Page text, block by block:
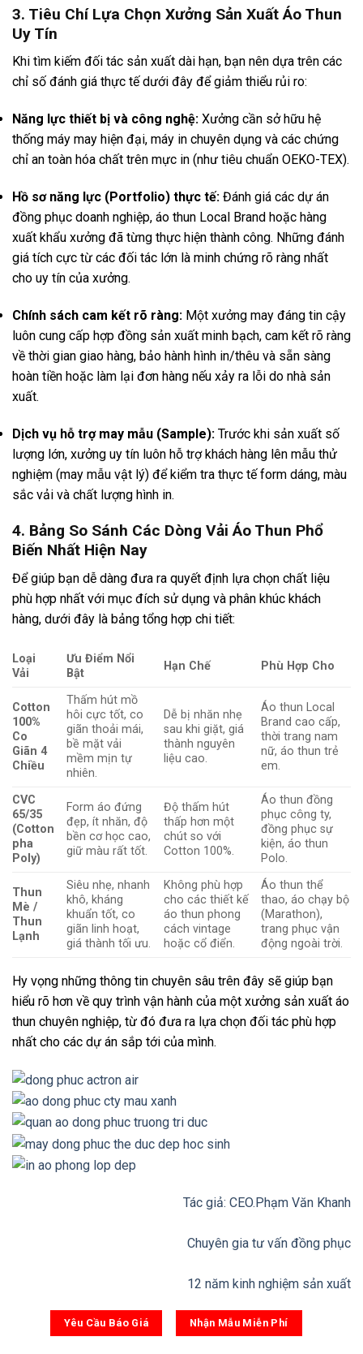
3. Tiêu Chí Lựa Chọn Xưởng Sản Xuất Áo Thun
Uy Tín
Khi tìm kiếm đối tác sản xuất dài hạn, bạn nên dựa trên các
chỉ số đánh giá thực tế dưới đây để giảm thiểu rủi ro:
Năng lực thiết bị và công nghệ: Xưởng cần sở hữu hệ
thống máy may hiện đại, máy in chuyên dụng và các chứng
chỉ an toàn hóa chất trên mực in (như tiêu chuẩn OEKO-TEX).
Hồ sơ năng lực (Portfolio) thực tế: Đánh giá các dự án
đồng phục doanh nghiệp, áo thun Local Brand hoặc hàng
xuất khẩu xưởng đã từng thực hiện thành công. Những đánh
giá tích cực từ các đối tác lớn là minh chứng rõ ràng nhất
cho uy tín của xưởng.
Chính sách cam kết rõ ràng: Một xưởng may đáng tin cậy
luôn cung cấp hợp đồng sản xuất minh bạch, cam kết rõ ràng
về thời gian giao hàng, bảo hành hình in/thêu và sẵn sàng
hoàn tiền hoặc làm lại đơn hàng nếu xảy ra lỗi do nhà sản
xuất.
Dịch vụ hỗ trợ may mẫu (Sample): Trước khi sản xuất số
lượng lớn, xưởng uy tín luôn hỗ trợ khách hàng lên mẫu thử
nghiệm (may mẫu vật lý) để kiểm tra thực tế form dáng, màu
sắc vải và chất lượng hình in.
4. Bảng So Sánh Các Dòng Vải Áo Thun Phổ
Biến Nhất Hiện Nay
Để giúp bạn dễ dàng đưa ra quyết định lựa chọn chất liệu
phù hợp nhất với mục đích sử dụng và phân khúc khách
hàng, dưới đây là bảng tổng hợp chi tiết:
Loại
Vải
Ưu Điểm Nổi
Bật
Hạn Chế Phù Hợp Cho
Cotton
100%
Co
Giãn 4
Chiều
Thấm hút mồ
hôi cực tốt, co
giãn thoải mái,
bề mặt vải
mềm mịn tự
nhiên.
Dễ bị nhăn nhẹ
sau khi giặt, giá
thành nguyên
liệu cao.
Áo thun Local
Brand cao cấp,
thời trang nam
nữ, áo thun trẻ
em.
CVC
65/35
(Cotton
pha
Poly)
Form áo đứng
đẹp, ít nhăn, độ
bền cơ học cao,
giữ màu rất tốt.
Độ thấm hút
thấp hơn một
chút so với
Cotton 100%.
Áo thun đồng
phục công ty,
đồng phục sự
kiện, áo thun
Polo.
Thun
Mè /
Thun
Lạnh
Siêu nhẹ, nhanh
khô, kháng
khuẩn tốt, co
giãn linh hoạt,
giá thành tối ưu.
Không phù hợp
cho các thiết kế
áo thun phong
cách vintage
hoặc cổ điển.
Áo thun thể
thao, áo chạy bộ
(Marathon),
trang phục vận
động ngoài trời.
Hy vọng những thông tin chuyên sâu trên đây sẽ giúp bạn
hiểu rõ hơn về quy trình vận hành của một xưởng sản xuất áo
thun chuyên nghiệp, từ đó đưa ra lựa chọn đối tác phù hợp
nhất cho các dự án sắp tới của mình.
Tác giả: CEO.Phạm Văn Khanh
Chuyên gia tư vấn đồng phục
12 năm kinh nghiệm sản xuất
Yêu Cầu Báo Giá Nhận Mẫu Miễn Phí